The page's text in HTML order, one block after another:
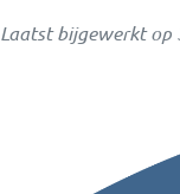
Laatst bijgewerkt op